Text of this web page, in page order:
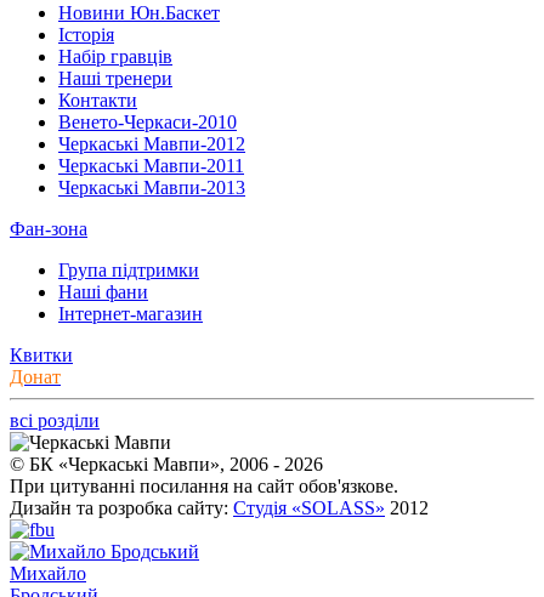
Новини Юн.Баскет
Історія
Набір гравців
Наші тренери
Контакти
Венето-Черкаси-2010
Черкаські Мавпи-2012
Черкаські Мавпи-2011
Черкаські Мавпи-2013
Фан-зона
Група підтримки
Наші фани
Інтернет-магазин
Квитки
Донат
всі розділи
© БК «Черкаські Мавпи», 2006 - 2026
При цитуванні посилання на сайт обов'язкове.
Дизайн та розробка сайту: Студія «SOLASS» 2012
Михайло